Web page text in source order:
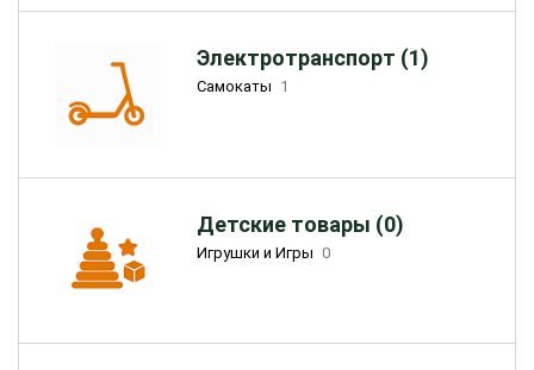
Электротранспорт (1)
Самокаты 1
Детские товары (0)
Игрушки и Игры 0